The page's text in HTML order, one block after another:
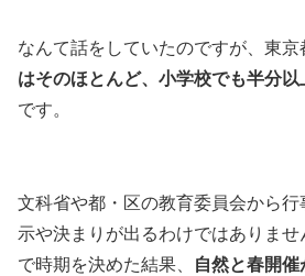
なんて話をしていたのですが、東京
はそのほとんど、小学校でも半分
です。
文科省や都・区の教育委員会から
示や決まりが出るわけではありま
で時期を決めた結果、
自然と春開